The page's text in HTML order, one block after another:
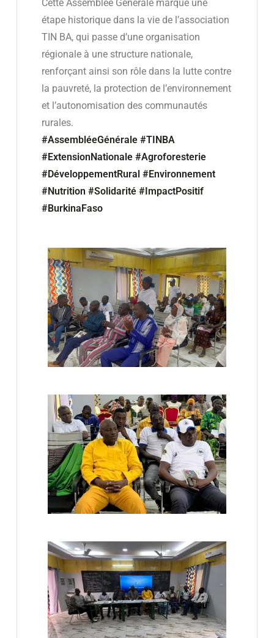
Cette Assemblée Générale marque une
étape historique dans la vie de l’association
TIN BA, qui passe d’une organisation
régionale à une structure nationale,
renforçant ainsi son rôle dans la lutte contre
la pauvreté, la protection de l’environnement
et l’autonomisation des communautés
rurales.
#AssembléeGénérale #TINBA
#ExtensionNationale #Agroforesterie
#DéveloppementRural #Environnement
#Nutrition #Solidarité #ImpactPositif
#BurkinaFaso